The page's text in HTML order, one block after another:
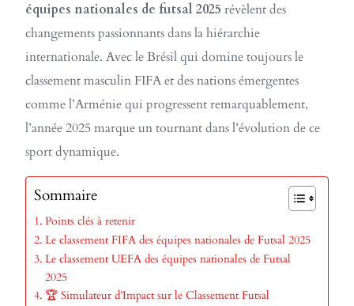
équipes nationales de futsal 2025 révèlent des
changements passionnants dans la hiérarchie
internationale. Avec le Brésil qui domine toujours le
classement masculin FIFA et des nations émergentes
comme l’Arménie qui progressent remarquablement,
l’année 2025 marque un tournant dans l’évolution de ce
sport dynamique.
Sommaire
Points clés à retenir
Le classement FIFA des équipes nationales de Futsal 2025
Le classement UEFA des équipes nationales de Futsal
2025
🏆 Simulateur d’Impact sur le Classement Futsal